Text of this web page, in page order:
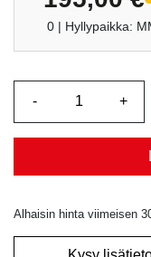
0 | Hyllypaikka:
Alhaisin hinta viimeisen